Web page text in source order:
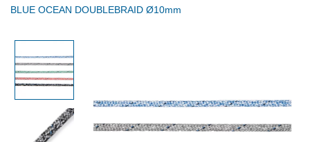
BLUE OCEAN DOUBLEBRAID Ø10mm